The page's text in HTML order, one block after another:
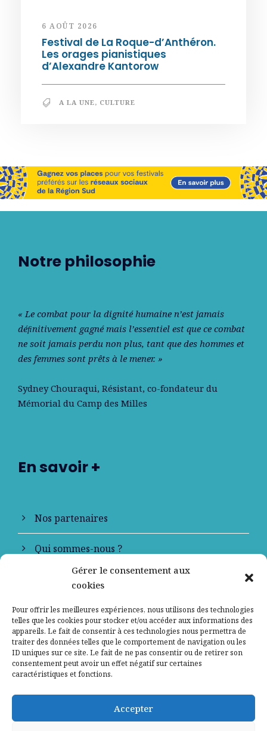
Gérer le consentement aux
cookies
Pour offrir les meilleures expériences, nous utilisons des technologies
telles que les cookies pour stocker et/ou accéder aux informations des
appareils. Le fait de consentir à ces technologies nous permettra de
traiter des données telles que le comportement de navigation ou les
ID uniques sur ce site. Le fait de ne pas consentir ou de retirer son
consentement peut avoir un effet négatif sur certaines
caractéristiques et fonctions.
Accepter
6 AOÛT 2026
Festival de La Roque-d’Anthéron.
Les orages pianistiques
d’Alexandre Kantorow
A LA UNE, CULTURE
Notre philosophie
« Le combat pour la dignité humaine n’est jamais
déﬁnitivement gagné mais l’essentiel est que ce combat
ne soit jamais perdu non plus, tant que des hommes et
des femmes sont prêts à le mener. »
Sydney Chouraqui, Résistant, co-fondateur du
Mémorial du Camp des Milles
En savoir +
Nos partenaires
Qui sommes-nous ?
Contactez-nous
Mentions légales
Politique de confidentialité